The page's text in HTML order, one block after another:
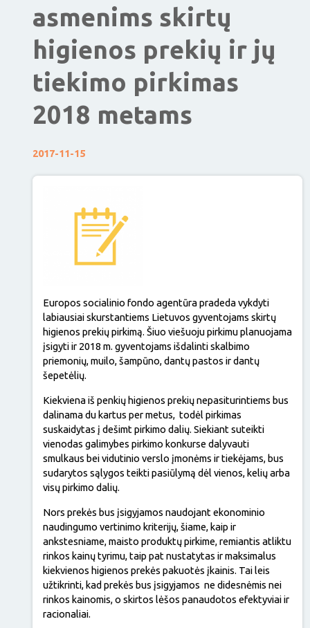
asmenims skirtų
higienos prekių ir jų
tiekimo pirkimas
2018 metams
2017-11-15
Europos socialinio fondo agentūra pradeda vykdyti
labiausiai skurstantiems Lietuvos gyventojams skirtų
higienos prekių pirkimą. Šiuo viešuoju pirkimu planuojama
įsigyti ir 2018 m. gyventojams išdalinti skalbimo
priemonių, muilo, šampūno, dantų pastos ir dantų
šepetėlių.
Kiekviena iš penkių higienos prekių nepasiturintiems bus
dalinama du kartus per metus, todėl pirkimas
suskaidytas į dešimt pirkimo dalių. Siekiant suteikti
vienodas galimybes pirkimo konkurse dalyvauti
smulkaus bei vidutinio verslo įmonėms ir tiekėjams, bus
sudarytos sąlygos teikti pasiūlymą dėl vienos, kelių arba
visų pirkimo dalių.
Nors prekės bus įsigyjamos naudojant ekonominio
naudingumo vertinimo kriterijų, šiame, kaip ir
ankstesniame, maisto produktų pirkime, remiantis atliktu
rinkos kainų tyrimu, taip pat nustatytas ir maksimalus
kiekvienos higienos prekės pakuotės įkainis. Tai leis
užtikrinti, kad prekės bus įsigyjamos ne didesnėmis nei
rinkos kainomis, o skirtos lėšos panaudotos efektyviai ir
racionaliai.